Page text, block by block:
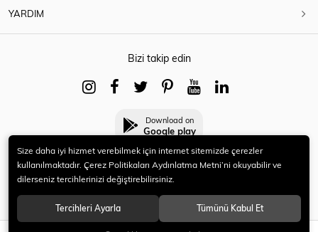
YARDIM
Bizi takip edin
Download on
Google play
© 2021 HERYENİ. Tüm hakları saklıdır.
Size daha iyi hizmet verebilmek için internet sitemizde çerezler
kullanılmaktadır. Çerez Politikaları Aydınlatma Metni’ni okuyabilir ve
dilerseniz tercihlerinizi değiştirebilirsiniz.
Tercihleri Ayarla Tümünü Kabul Et